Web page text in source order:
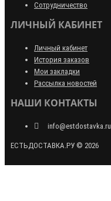
Сотрудничество
ЛИЧНЫЙ КАБИНЕТ
Личный кабинет
История заказов
Мои закладки
Рассылка новостей
НАШИ КОНТАКТЫ
info@estdostavka.ru
ЕСТЬДОСТАВКА.РУ © 2026